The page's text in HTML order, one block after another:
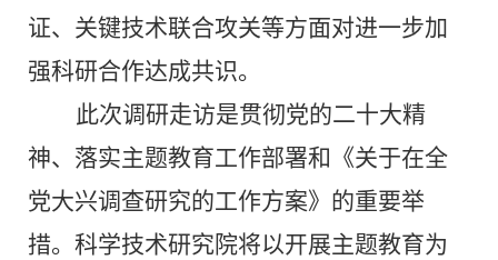
证、关键技术联合攻关等方面对进一步加
强科研合作达成共识。
此次调研走访是贯彻党的二十大精
神、落实主题教育工作部署和《关于在全
党大兴调查研究的工作方案》的重要举
措。科学技术研究院将以开展主题教育为